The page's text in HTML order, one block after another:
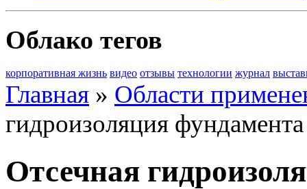
Облако тегов
корпоративная жизнь видео отзывы технологии журнал
Главная » Области
гидроизоляция фундамента
Отсечная